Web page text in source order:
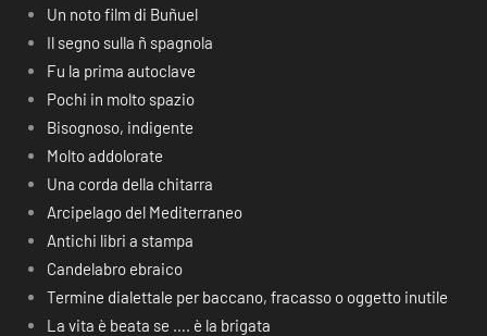
Un noto film di Buñuel
Il segno sulla ñ spagnola
Fu la prima autoclave
Pochi in molto spazio
Bisognoso, indigente
Molto addolorate
Una corda della chitarra
Arcipelago del Mediterraneo
Antichi libri a stampa
Candelabro ebraico
Termine dialettale per baccano, fracasso o oggetto inutile
La vita è beata se …. è la brigata